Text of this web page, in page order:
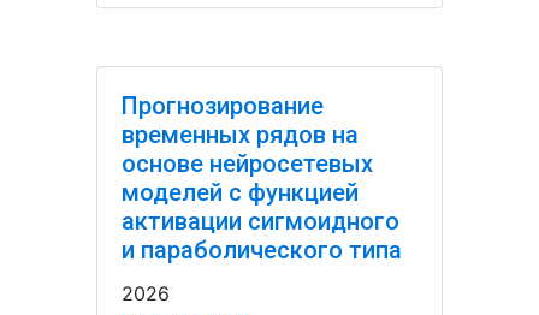
Прогнозирование
временных рядов на
основе нейросетевых
моделей с функцией
активации сигмоидного
и параболического типа
2026